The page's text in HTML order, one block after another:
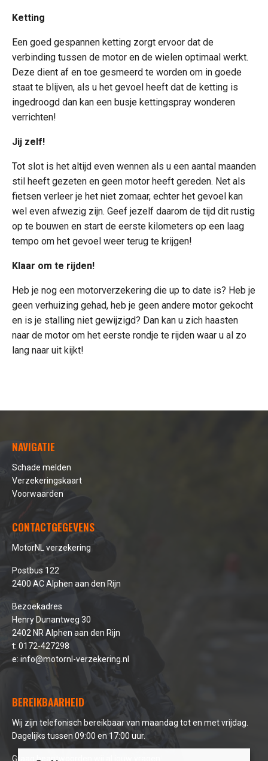
Ketting
Een goed gespannen ketting zorgt ervoor dat de
verbinding tussen de motor en de wielen optimaal werkt.
Deze dient af en toe gesmeerd te worden om in goede
staat te blijven, als u het gevoel heeft dat de ketting is
ingedroogd dan kan een busje kettingspray wonderen
verrichten!
Jij zelf!
Tot slot is het altijd even wennen als u een aantal maanden
stil heeft gezeten en geen motor heeft gereden. Net als
fietsen verleer je het niet zomaar, echter het gevoel kan
wel even afwezig zijn. Geef jezelf daarom de tijd dit rustig
op te bouwen en start de eerste kilometers op een laag
tempo om het gevoel weer terug te krijgen!
Klaar om te rijden!
Heb je nog een motorverzekering die up to date is? Heb je
geen verhuizing gehad, heb je geen andere motor gekocht
en is je stalling niet gewijzigd? Dan kan u zich haasten
naar de motor om het eerste rondje te rijden waar u al zo
lang naar uit kijkt!
NAVIGATIE
Schade melden
Verzekeringskaart
Voorwaarden
CONTACTGEGEVENS
MotorNL verzekering
Postbus 122
2400 AC Alphen aan den Rijn
Bezoekadres
Henry Dunantweg 30
2402 NR Alphen aan den Rijn
t: 0172-427298
e: info@motornl-verzekering.nl
BEREIKBAARHEID
Wij zijn telefonisch bereikbaar van maandag tot en met vrijdag.
Dagelijks tussen 09:00 en 17:00 uur.
Graag beantwoorden wij al jouw vragen